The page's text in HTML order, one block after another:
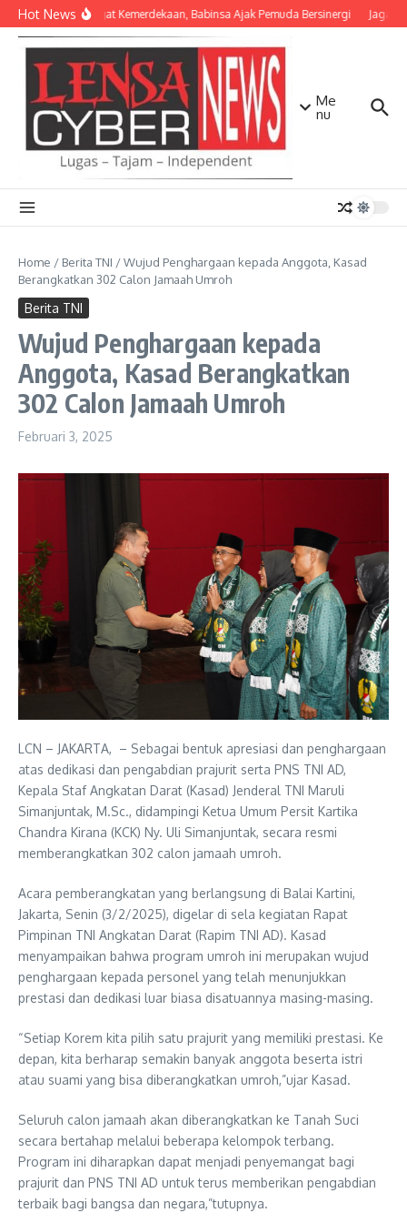
Lewati ke konten
Hot NewsSemangat Kemerdekaan, Babinsa Ajak Pemuda Bersinergi Jaga
Me
nu
Home / Berita TNI /Wujud Penghargaan kepada Anggota, Kasad
Berangkatkan 302 Calon Jamaah Umroh
Berita TNI
Wujud Penghargaan kepada
Anggota, Kasad Berangkatkan
302 Calon Jamaah Umroh
Februari 3, 2025
LCN – JAKARTA, – Sebagai bentuk apresiasi dan penghargaan
atas dedikasi dan pengabdian prajurit serta PNS TNI AD,
Kepala Staf Angkatan Darat (Kasad) Jenderal TNI Maruli
Simanjuntak, M.Sc., didampingi Ketua Umum Persit Kartika
Chandra Kirana (KCK) Ny. Uli Simanjuntak, secara resmi
memberangkatkan 302 calon jamaah umroh.
Acara pemberangkatan yang berlangsung di Balai Kartini,
Jakarta, Senin (3/2/2025), digelar di sela kegiatan Rapat
Pimpinan TNI Angkatan Darat (Rapim TNI AD). Kasad
menyampaikan bahwa program umroh ini merupakan wujud
penghargaan kepada personel yang telah menunjukkan
prestasi dan dedikasi luar biasa disatuannya masing-masing.
“Setiap Korem kita pilih satu prajurit yang memiliki prestasi. Ke
depan, kita berharap semakin banyak anggota beserta istri
atau suami yang bisa diberangkatkan umroh,”ujar Kasad.
Seluruh calon jamaah akan diberangkatkan ke Tanah Suci
secara bertahap melalui beberapa kelompok terbang.
Program ini diharapkan dapat menjadi penyemangat bagi
prajurit dan PNS TNI AD untuk terus memberikan pengabdian
terbaik bagi bangsa dan negara,”tutupnya.